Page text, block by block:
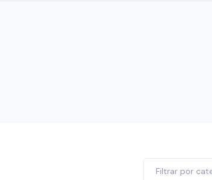
Filtrar por